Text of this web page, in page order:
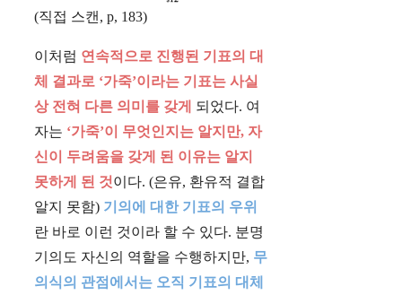
(직접 스캔, p, 183)
이처럼 연속적으로 진행된 기표의 대
체 결과로 ‘가죽’이라는 기표는 사실
상 전혀 다른 의미를 갖게
되었다. 여
자는 ‘가죽’이 무엇인지는 알지만, 자
신이 두려움을 갖게 된 이유는 알지
못하게 된 것이다. (은유, 환유적 결합
알지 못함) 기의에 대한 기표의 우위
란 바로 이런 것이라 할 수 있다. 분명
기의도 자신의 역할을 수행하지만, 무
의식의 관점에서는 오직 기표의 대체